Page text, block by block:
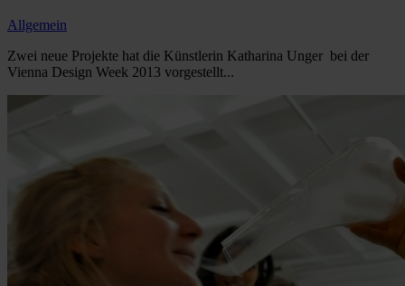
Allgemein
Zwei neue Projekte hat die Künstlerin Katharina Unger bei der
Vienna Design Week 2013 vorgestellt...